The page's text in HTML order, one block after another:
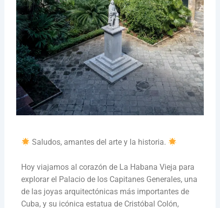
Saludos, amantes del arte y la historia.
Hoy viajamos al corazón de La Habana Vieja para
explorar el Palacio de los Capitanes Generales, una
de las joyas arquitectónicas más importantes de
Cuba, y su icónica estatua de Cristóbal Colón,